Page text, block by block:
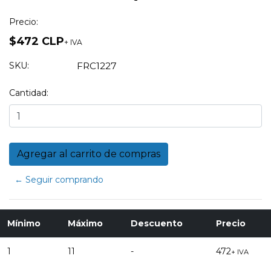
Precio:
$472 CLP+ IVA
SKU: FRC1227
Cantidad:
← Seguir comprando
Mínimo Máximo Descuento Precio
1 11 - 472+ IVA